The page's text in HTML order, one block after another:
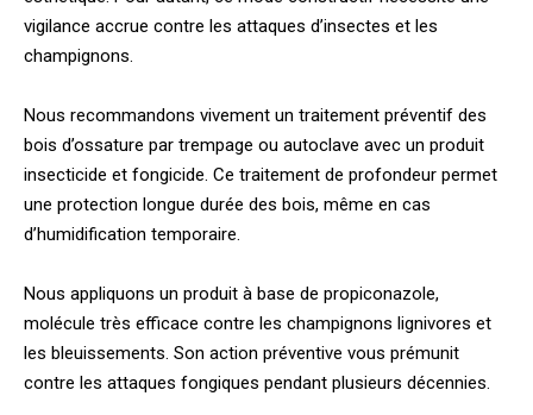
vigilance accrue contre les attaques d’insectes et les
champignons.
Nous recommandons vivement un traitement préventif des
bois d’ossature par trempage ou autoclave avec un produit
insecticide et fongicide. Ce traitement de profondeur permet
une protection longue durée des bois, même en cas
d’humidification temporaire.
Nous appliquons un produit à base de propiconazole,
molécule très efficace contre les champignons lignivores et
les bleuissements. Son action préventive vous prémunit
contre les attaques fongiques pendant plusieurs décennies.